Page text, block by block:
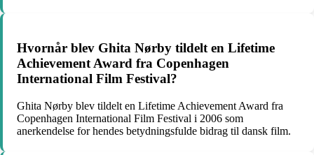
Hvornår blev Ghita Nørby tildelt en Lifetime
Achievement Award fra Copenhagen
International Film Festival?
Ghita Nørby blev tildelt en Lifetime Achievement Award fra
Copenhagen International Film Festival i 2006 som
anerkendelse for hendes betydningsfulde bidrag til dansk film.